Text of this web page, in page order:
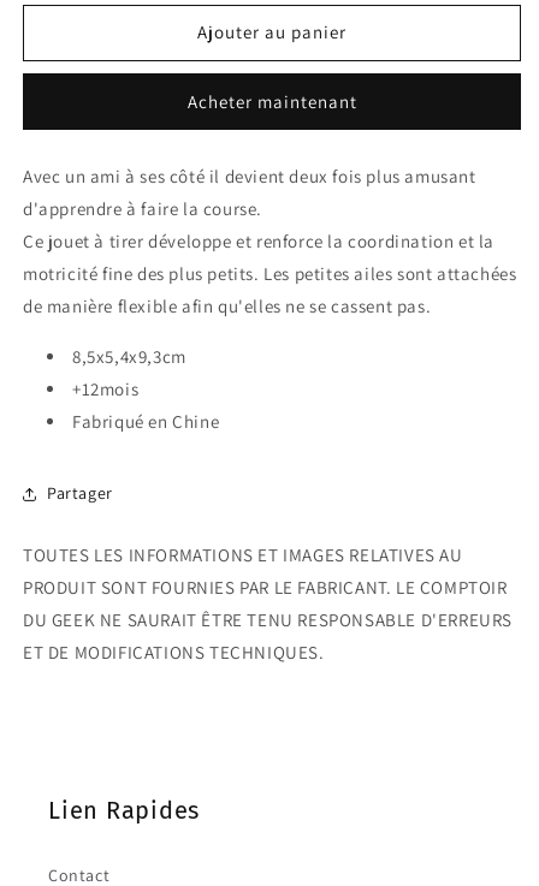
quantité
Animal
-
quantité
Animal
tirer
-
Ajouter au panier
Acheter maintenant
Avec un ami à ses côté il devient deux fois plus amusant
d'apprendre à faire la course.
Ce jouet à tirer développe et renforce la coordination et la
motricité fine des plus petits. Les petites ailes sont attachées
de manière flexible afin qu'elles ne se cassent pas.
8,5x5,4x9,3cm
+12mois
Fabriqué en Chine
Partager
TOUTES LES INFORMATIONS ET IMAGES RELATIVES AU
PRODUIT SONT FOURNIES PAR LE FABRICANT. LE COMPTOIR
DU GEEK NE SAURAIT ÊTRE TENU RESPONSABLE D'ERREURS
ET DE MODIFICATIONS TECHNIQUES.
Lien Rapides
Contact